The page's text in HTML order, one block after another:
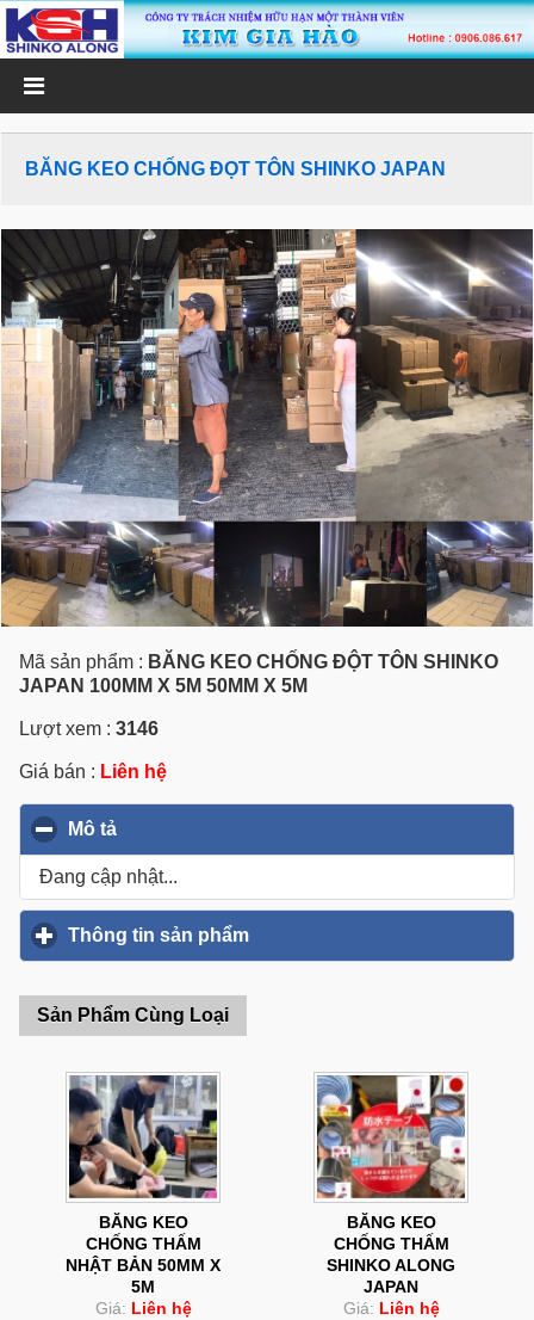
BĂNG KEO CHỐNG ĐỌT TÔN SHINKO JAPAN
Mã sản phẩm : BĂNG KEO CHỐNG ĐỘT TÔN SHINKO
JAPAN 100MM X 5M 50MM X 5M
Lượt xem : 3146
Giá bán : Liên hệ
Mô tả
Đang cập nhật...
Thông tin sản phẩm
Sản Phẩm Cùng Loại
BĂNG KEO
CHỐNG THẤM
NHẬT BẢN 50MM X
5M
Giá: Liên hệ
BĂNG KEO
CHỐNG THẤM
SHINKO ALONG
JAPAN
Giá: Liên hệ